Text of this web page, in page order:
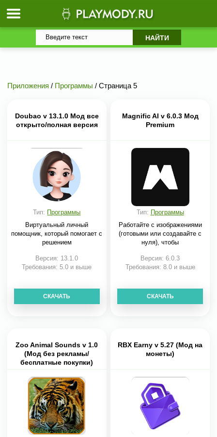
Приложения / Программы / Страница 5
Doubao v 13.1.0 Мод все
открыто/полная версия
Тип: Программы
Виртуальный личный
помощник, который помогает с
решением
Версия: 13.1.0
Требования: 5.0 и выше
СКАЧАТЬ
Magnific AI v 6.0.3 Мод
Premium
Тип: Программы
Работайте с изображениями
(готовыми или создавайте с
нуля), чтобы
Версия: 6.0.3
Требования: 8.0 и выше
СКАЧАТЬ
Zoo Animal Sounds v 1.0
(Мод без рекламы/
бесплатные покупки)
RBX Earny v 5.27 (Мод на
монеты)